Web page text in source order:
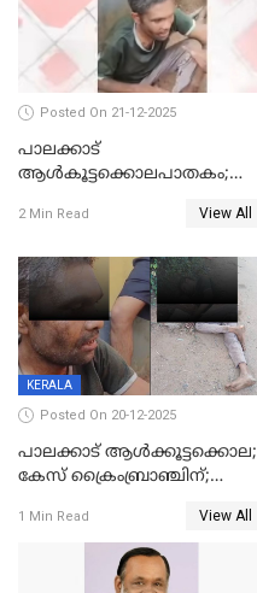
Posted On 21-12-2025
പാലക്കാട്‌
ആൾകൂട്ടക്കൊലപാതകം;
ഊർജ്ജിതമാക്കിമാക്കി
2 Min Read View All
KERALA
Posted On 20-12-2025
പാലക്കാട് ആൾക്കൂട്ടക്കൊല;
കേസ് ക്രൈംബ്രാഞ്ചിന്;
അന്വേഷിക്കും
1 Min Read View All